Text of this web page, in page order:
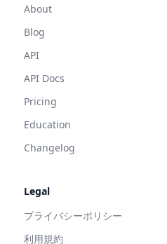
About
Blog
API
API Docs
Pricing
Education
Changelog
Legal
プライバシーポリシー
利用規約